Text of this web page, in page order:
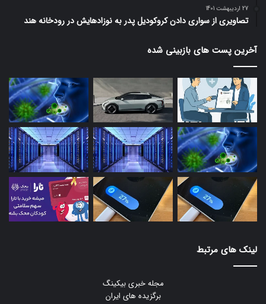
27 اردیبهشت 1401
تصاویری از سواری دادن کروکودیل پدر به نوزادهایش در رودخانه هند
آخرین پست های بازبینی شده
لینک های مرتبط
مجله خبری بیکینگ
برگزیده های ایران